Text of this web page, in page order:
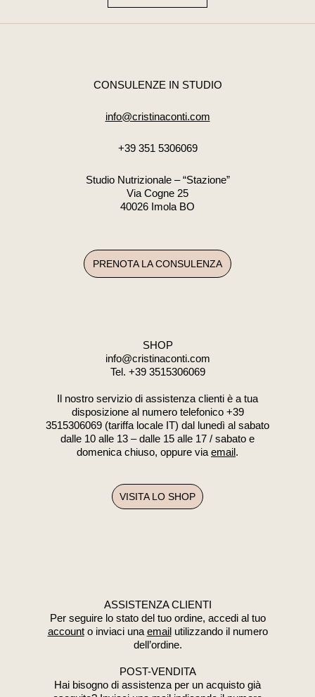
CONSULENZE IN STUDIO
info@cristinaconti.com
+39 351 5306069
Studio Nutrizionale – “Stazione”
Via Cogne 25
40026 Imola BO
PRENOTA LA CONSULENZA
SHOP
info@cristinaconti.com
Tel. +39 3515306069
Il nostro servizio di assistenza clienti è a tua
disposizione al numero telefonico +39
3515306069 (tariffa locale IT) dal lunedì al sabato
dalle 10 alle 13 – dalle 15 alle 17 / sabato e
domenica chiuso, oppure via email.
VISITA LO SHOP
ASSISTENZA CLIENTI
Per seguire lo stato del tuo ordine, accedi al tuo
accounto inviaci una emailutilizzando il numero
dell’ordine.
POST-VENDITA
Hai bisogno di assistenza per un acquisto già